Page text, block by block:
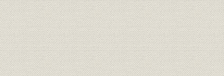
第8 厚生
1 災害の補償
2 恩給